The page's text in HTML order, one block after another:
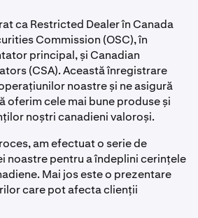
ca Restricted Dealer în Canada
Commission (OSC), în
principal, și Canadian
(CSA). Această înregistrare
noastre și ne asigură
oferim cele mai bune produse și
noștri canadieni valoroși.
am efectuat o serie de
noastre pentru a îndeplini cerințele
Mai jos este o prezentare
care pot afecta clienții